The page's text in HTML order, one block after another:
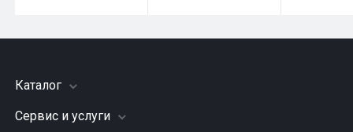
Каталог
Шины
Сервис и услуги